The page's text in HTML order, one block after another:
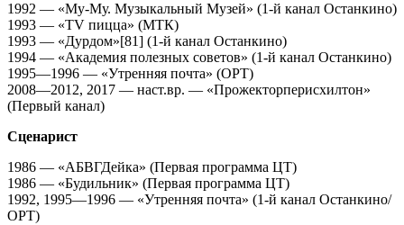
1992 — «Му-Му. Музыкальный Музей» (1-й канал Останкино)
1993 — «TV пицца» (МТК)
1993 — «Дурдом»[81] (1-й канал Останкино)
1994 — «Академия полезных советов» (1-й канал Останкино)
1995—1996 — «Утренняя почта» (ОРТ)
2008—2012, 2017 — наст.вр. — «Прожекторперисхилтон»
(Первый канал)
Сценарист
1986 — «АБВГДейка» (Первая программа ЦТ)
1986 — «Будильник» (Первая программа ЦТ)
1992, 1995—1996 — «Утренняя почта» (1-й канал Останкино/
ОРТ)